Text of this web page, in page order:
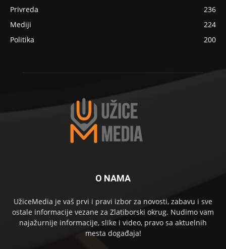
Privreda
236
Mediji
224
Politika
200
O NAMA
UžiceMedia je vaš prvi i pravi izbor za novosti, zabavu i sve
ostale informacije vezane za Zlatiborski okrug. Nudimo vam
najažurnije informacije, slike i video, pravo sa aktuelnih
mesta događaja!